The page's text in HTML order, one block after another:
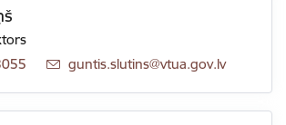
E-pasts:
guntis.slutins@vtua.gov.lv